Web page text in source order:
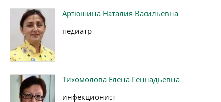
Артюшина Наталия Васильевна
педиатр
Тихомолова Елена Геннадьевна
инфекционист